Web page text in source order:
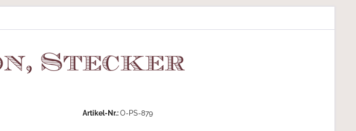
Stecker
Artikel-Nr.:O-PS-879